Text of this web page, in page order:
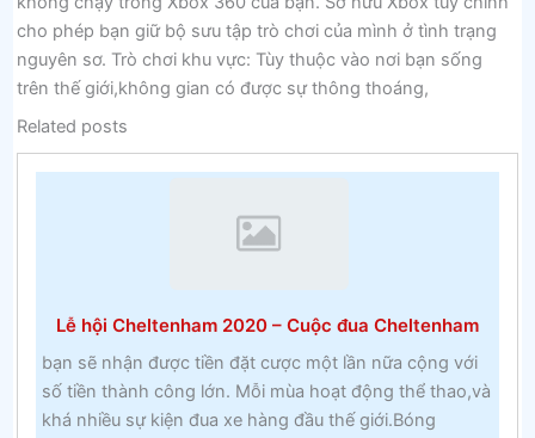
cho phép bạn giữ bộ sưu tập trò chơi của mình ở tình trạng
nguyên sơ. Trò chơi khu vực: Tùy thuộc vào nơi bạn sống
trên thế giới,không gian có được sự thông thoáng,
Related posts
Lễ hội Cheltenham 2020 – Cuộc đua Cheltenham
bạn sẽ nhận được tiền đặt cược một lần nữa cộng với
số tiền thành công lớn. Mỗi mùa hoạt động thể thao,và
khá nhiều sự kiện đua xe hàng đầu thế giới.Bóng